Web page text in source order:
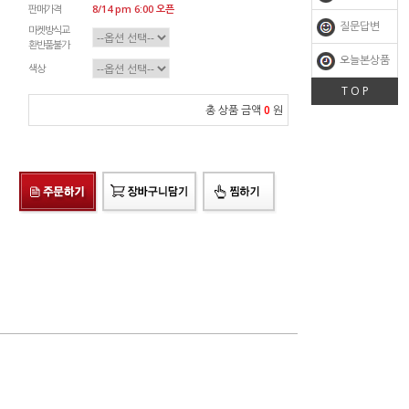
질문답변
오늘본상품
T O P
판매가격
8/14 pm 6:00 오픈
마켓방식교
환반품불가
색상
총 상품 금액 0 원